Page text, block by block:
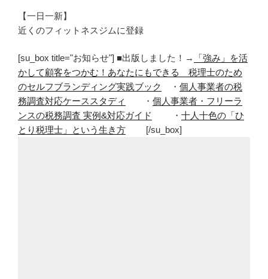
【一日一新】
近くのフィットネスジムに登録
[su_box title="お知らせ"] ■出版しました！→
「強み」を活
かして顧客をつかむ！あなたにもできる 税理士のため
のセルフブランディング実践ブック
・ 個人事業者の税
務調査対応ケーススタディ
・ 個人事業者・フリーラ
ンスの税務調査 実例&対応ガイド
・ 十人十色の「ひ
とり税理士」という生き方 [/su_box]